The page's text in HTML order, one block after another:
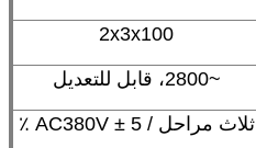
2x3x100
~2800، قابل للتعديل
ثلاث مراحل / AC380V ± 5 ٪